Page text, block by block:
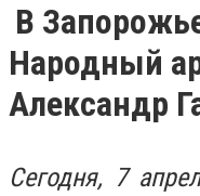
В
Народный
Александр
Сегодня, 7